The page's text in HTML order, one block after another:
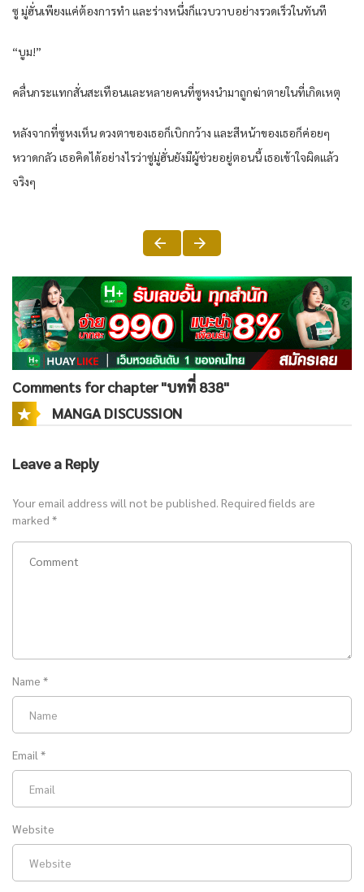
ซู มู่ฮั่นเพียงแค่ต้องการทำ และร่างหนึ่งก็แวบวาบอย่างรวดเร็วในทันที
“บูม!”
คลื่นกระแทกสั่นสะเทือนและหลายคนที่ซูหงนำมาถูกฆ่าตายในที่เกิดเหตุ
หลังจากที่ซูหงเห็น ดวงตาของเธอก็เบิกกว้าง และสีหน้าของเธอก็ค่อยๆ
หวาดกลัว เธอคิดได้อย่างไรว่าซู่มู่ฮั่นยังมีผู้ช่วยอยู่ตอนนี้ เธอเข้าใจผิดแล้ว
จริงๆ
Comments for chapter "บทที่ 838"
MANGA DISCUSSION
Leave a Reply
Your email address will not be published. Required fields are
marked *
Name *
Email *
Website